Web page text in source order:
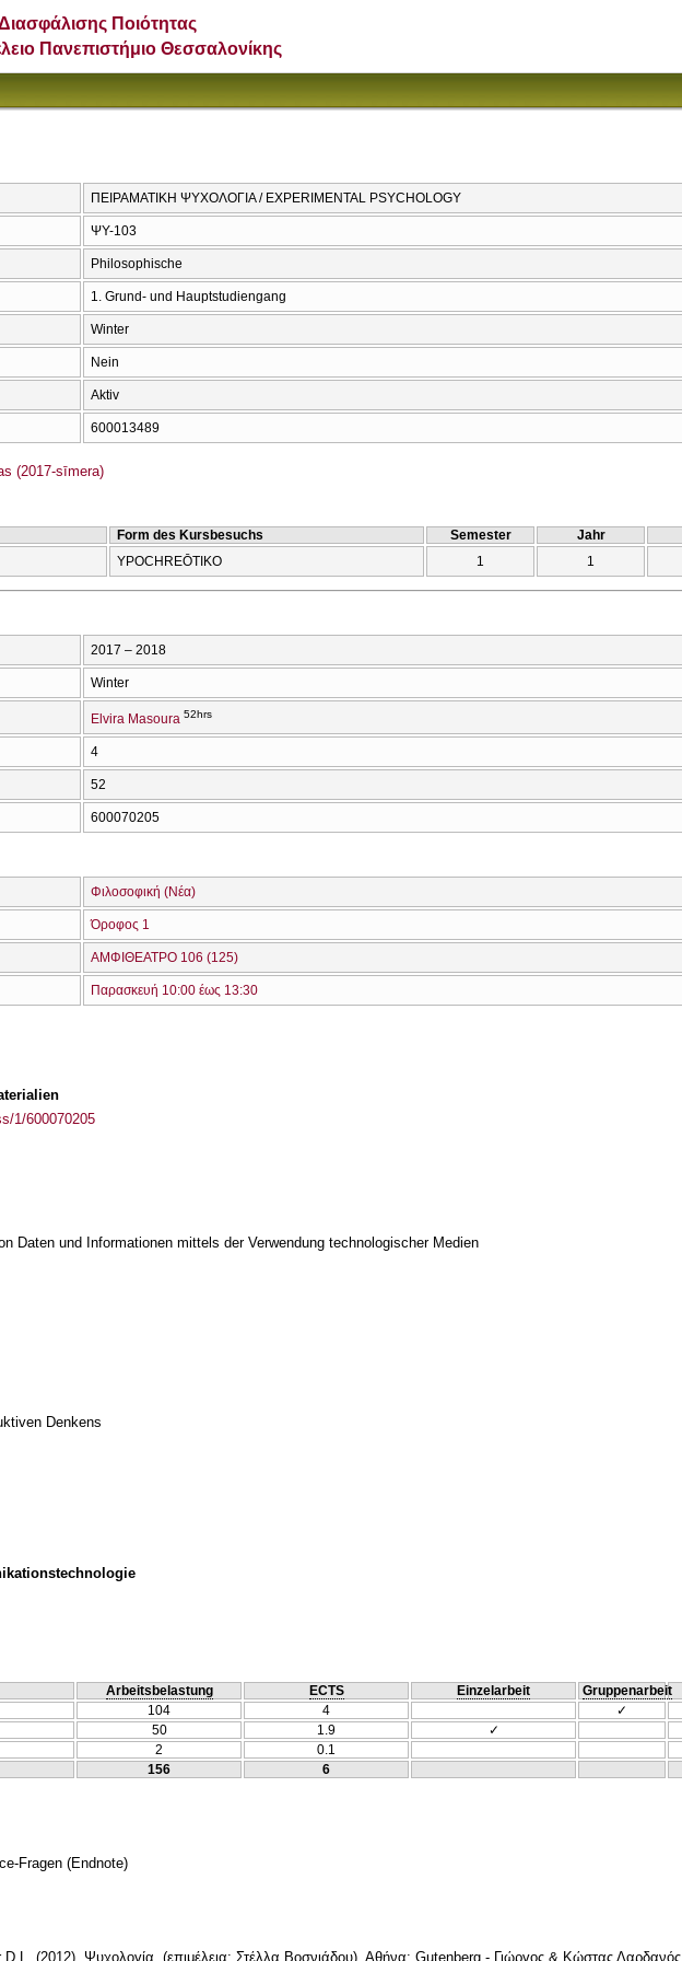
Ποιότητας
Πανεπιστήμιο Θεσσαλονίκης
ΠΕΙΡΑΜΑΤΙΚΗ ΨΥΧΟΛΟΓΙΑ / EXPERIMENTAL PSYCHOLOGY
ΨΥ-103
Philosophische
1. Grund- und Hauptstudiengang
Winter
Nein
Aktiv
600013489
(2017-sīmera)
Form des Kursbesuchs Semester Jahr
YPOCΗREŌTIKO 1 1
2017 – 2018
Winter
Elvira Masoura 52hrs
4
52
600070205
Φιλοσοφική (Νέα)
Όροφος 1
ΑΜΦΙΘΕΑΤΡΟ 106 (125)
Παρασκευή 10:00 έως 13:30
1/600070205
Daten und Informationen mittels der Verwendung technologischer Medien
Denkens
Arbeitsbelastung ECTS Einzelarbeit Gruppenarbeit
104 4
✓
50 1.9
✓
2
0.1
156 6
Fragen (Endnote)
(2012). Ψυχολογία. (επιμέλεια: Στέλλα Βοσνιάδου). Αθήνα: Gutenberg - Γιώργος & Κώστας Δαρδανός.